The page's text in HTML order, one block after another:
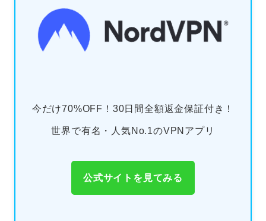
今だけ70%OFF！30日間全額返金保証付き！
世界で有名・人気No.1のVPNアプリ
公式サイトを見てみる